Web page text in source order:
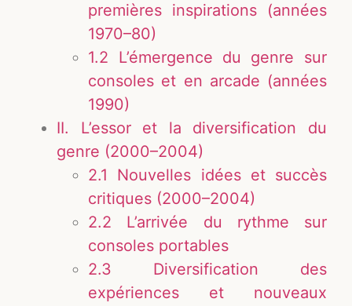
premières inspirations (années
1970–80)
1.2 L’émergence du genre sur
consoles et en arcade (années
1990)
II. L’essor et la diversification du
genre (2000–2004)
2.1 Nouvelles idées et succès
critiques (2000–2004)
2.2 L’arrivée du rythme sur
consoles portables
2.3 Diversification des
expériences et nouveaux